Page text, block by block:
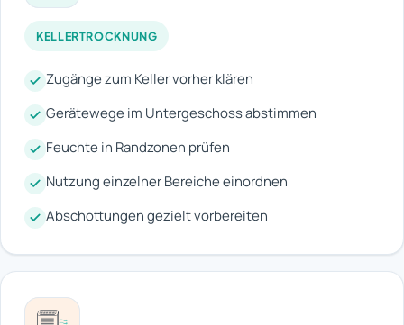
KELLERTROCKNUNG
Zugänge zum Keller vorher klären
Gerätewege im Untergeschoss abstimmen
Feuchte in Randzonen prüfen
Nutzung einzelner Bereiche einordnen
Abschottungen gezielt vorbereiten